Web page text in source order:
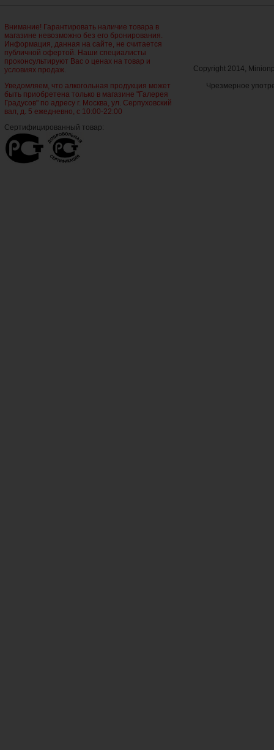
Внимание! Гарантировать наличие товара в
магазине невозможно без его бронирования.
Информация, данная на сайте, не считается
публичной офертой. Наши специалисты
проконсультируют Вас о ценах на товар и
условиях продаж.
Уведомляем, что алкогольная продукция может
быть приобретена только в магазине "Галерея
Градусов" по адресу г. Москва, ул. Серпуховский
вал, д. 5 ежедневно, с 10:00-22:00
Сертифицированный товар:
Copyright 2014,
Чрезмерное